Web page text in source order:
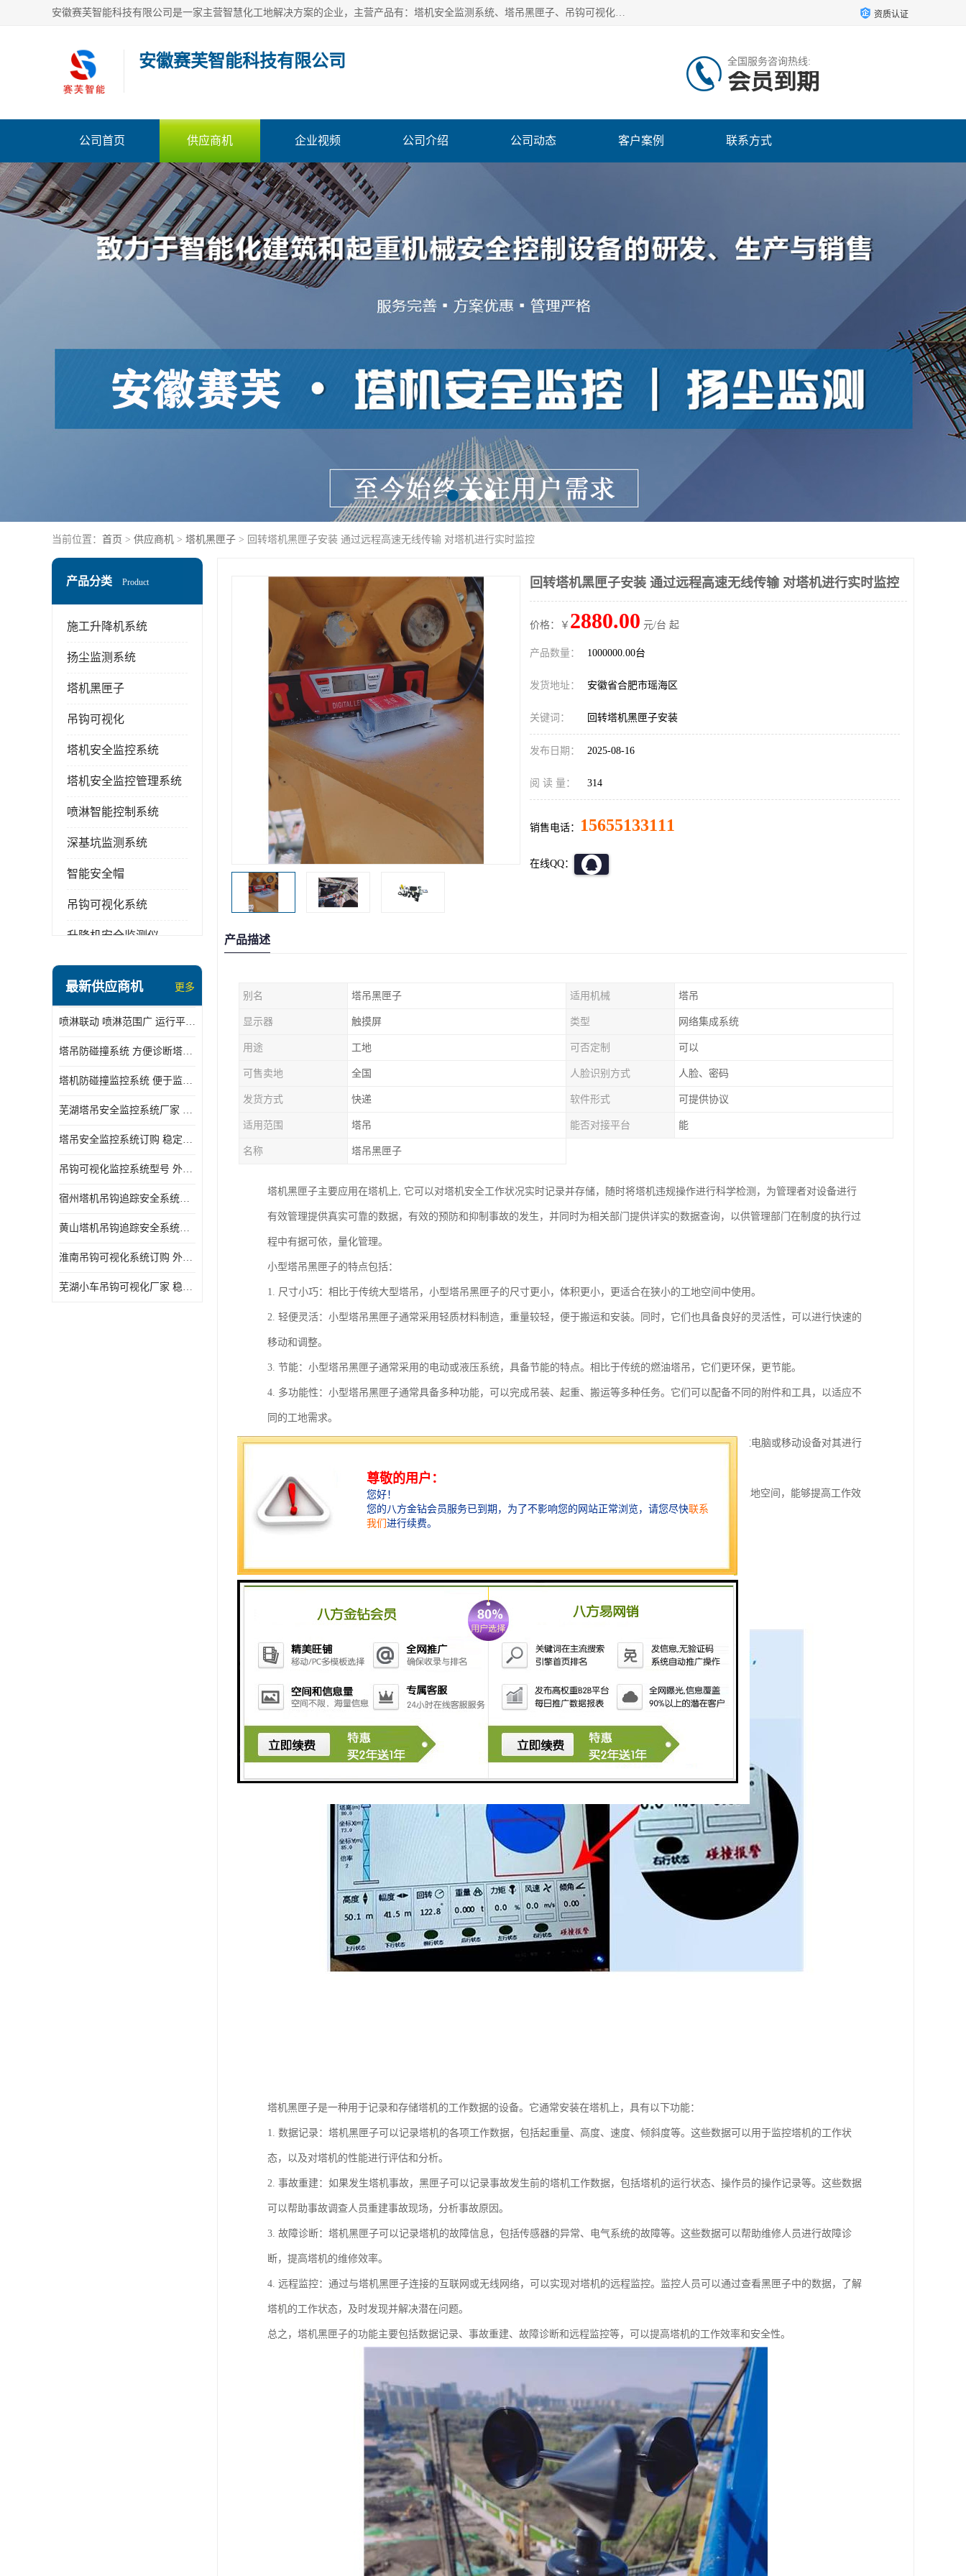
安徽赛芙智能科技有限公司是一家主营智慧化工地解决方案的企业，主营产品有：塔机安全监测系统、塔吊黑匣子、吊钩可视化、吊钩可视化系统、塔机安全监控系统、塔机黑匣子等。创建至今始终关注用户需求，为用户提供有的产品和服务。 资质认证
安徽赛芙智能科技有限公司 全国服务咨询热线:
会员到期
公司首页 供应商机 企业视频 公司介绍 公司动态 客户案例 联系方式
当前位置： 首页 > 供应商机 > 塔机黑匣子 > 回转塔机黑匣子安装 通过远程高速无线传输 对塔机进行实时监控
产品分类 Product
施工升降机系统
扬尘监测系统
塔机黑匣子
吊钩可视化
塔机安全监控系统
塔机安全监控管理系统
喷淋智能控制系统
深基坑监测系统
智能安全帽
吊钩可视化系统
升降机安全监测仪
最新供应商机 更多
喷淋联动 喷淋范围广 运行平稳 噪音小
塔吊防碰撞系统 方便诊断塔机状态 自动变焦智能化跟踪
塔机防碰撞监控系统 便于监督和管理 主要应用于塔机的实时监控
芜湖塔吊安全监控系统厂家 外观简洁大方 减少盲吊引发的事故
塔吊安全监控系统订购 稳定性高 结构清晰稳定
吊钩可视化监控系统型号 外观简洁大方 信号稳定 抗干扰性强
宿州塔机吊钩追踪安全系统厂家 提高工作效率 结构清晰稳定
黄山塔机吊钩追踪安全系统价格 可远程查看 减少盲吊引发的事故
淮南吊钩可视化系统订购 外观简洁大方 体积小 占用空间小
芜湖小车吊钩可视化厂家 稳定性高 可视吊装 降低盲吊风险
回转塔机黑匣子安装 通过远程高速无线传输 对塔机进行实时监控
价格：￥ 2880.00 元/台 起
产品数量： 1000000.00台
发货地址： 安徽省合肥市瑶海区
关键词： 回转塔机黑匣子安装
发布日期： 2025-08-16
阅 读 量： 314
销售电话： 15655133111
在线QQ：
产品描述
别名 塔吊黑匣子 适用机械 塔吊
显示器 触摸屏 类型 网络集成系统
用途 工地 可否定制 可以
可售卖地 全国 人脸识别方式 人脸、密码
发货方式 快递 软件形式 可提供协议
适用范围 塔吊 能否对接平台 能
名称 塔吊黑匣子
塔机黑匣子主要应用在塔机上, 它可以对塔机安全工作状况实时记录并存储，随时将塔机违规操作进行科学检测，为管理者对设备进行
有效管理提供真实可靠的数据，有效的预防和抑制事故的发生，并同时为相关部门提供详实的数据查询，以供管理部门在制度的执行过
程中有据可依，量化管理。
小型塔吊黑匣子的特点包括：
1. 尺寸小巧：相比于传统大型塔吊，小型塔吊黑匣子的尺寸更小，体积更小，更适合在狭小的工地空间中使用。
2. 轻便灵活：小型塔吊黑匣子通常采用轻质材料制造，重量较轻，便于搬运和安装。同时，它们也具备良好的灵活性，可以进行快速的
移动和调整。
3. 节能：小型塔吊黑匣子通常采用的电动或液压系统，具备节能的特点。相比于传统的燃油塔吊，它们更环保，更节能。
4. 多功能性：小型塔吊黑匣子通常具备多种功能，可以完成吊装、起重、搬运等多种任务。它们可以配备不同的附件和工具，以适应不
同的工地需求。
5. 智能化控制：小型塔吊黑匣子通常采用的智能控制系统，具备自动化和远程控制的功能。操作人员可以通过电脑或移动设备对其进行
监控和控制，提高工作效率和安全性。
总的来说，小型塔吊黑匣子具备尺寸小巧、轻便灵活、节能、多功能性和智能化控制等特点，适用于狭小的工地空间，能够提高工作效
率和安全性。
塔机黑匣子是一种用于记录和存储塔机的工作数据的设备。它通常安装在塔机上，具有以下功能：
1. 数据记录：塔机黑匣子可以记录塔机的各项工作数据，包括起重量、高度、速度、倾斜度等。这些数据可以用于监控塔机的工作状
态，以及对塔机的性能进行评估和分析。
2. 事故重建：如果发生塔机事故，黑匣子可以记录事故发生前的塔机工作数据，包括塔机的运行状态、操作员的操作记录等。这些数据
可以帮助事故调查人员重建事故现场，分析事故原因。
3. 故障诊断：塔机黑匣子可以记录塔机的故障信息，包括传感器的异常、电气系统的故障等。这些数据可以帮助维修人员进行故障诊
断，提高塔机的维修效率。
4. 远程监控：通过与塔机黑匣子连接的互联网或无线网络，可以实现对塔机的远程监控。监控人员可以通过查看黑匣子中的数据，了解
塔机的工作状态，及时发现并解决潜在问题。
总之，塔机黑匣子的功能主要包括数据记录、事故重建、故障诊断和远程监控等，可以提高塔机的工作效率和安全性。